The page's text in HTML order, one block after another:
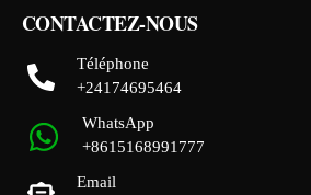
CONTACTEZ-NOUS
Téléphone
+24174695464
WhatsApp
+8615168991777
Email